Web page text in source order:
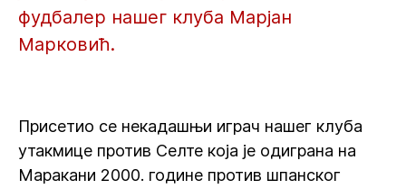
фудбалер нашег клуба Марјан
Марковић.
Присетио се некадашњи играч нашег клуба
утакмице против Селте која је одиграна на
Маракани 2000. године против шпанског